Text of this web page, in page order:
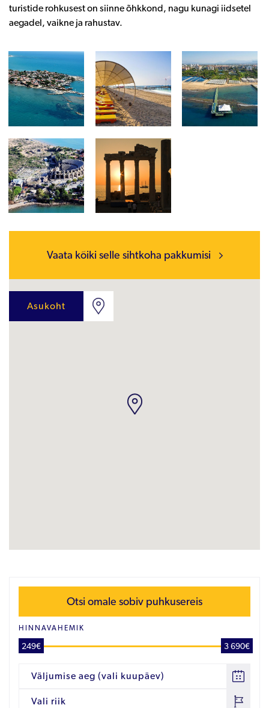
turistide rohkusest on siinne õhkkond, nagu kunagi iidsetel
aegadel, vaikne ja rahustav.
Vaata kõiki selle sihtkoha pakkumisi
Asukoht
Otsi omale sobiv puhkusereis
HINNAVAHEMIK
249€ 3 690€
Väljumise aeg (vali kuupäev)
Vali riik